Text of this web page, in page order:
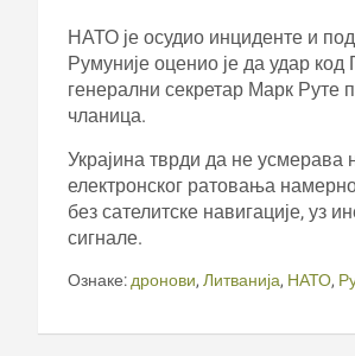
НАТО је осудио инциденте и
Румуније оценио је да удар код
генерални секретар Марк Руте
чланица.
Украјина тврди да не усмерава
електронског ратовања
без сателитске навигације, уз
сигнале.
Ознаке: дронови, Литванија, НАТО,